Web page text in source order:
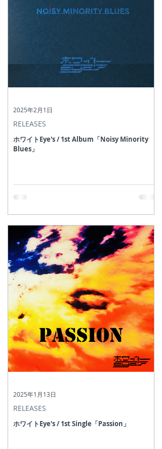
ホワイトEye's / 1st Album「Noisy Minority
Blues」
RELEASES
2025年2月1日
ホワイトEye's / 1st Single「Passion」
RELEASES
2025年1月13日